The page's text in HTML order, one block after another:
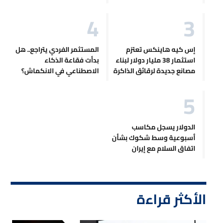
إس كيه هاينكس تعتزم
استثمار 38 مليار دولار لبناء
مصانع جديدة لرقائق الذاكرة
المستثمر الفردي يتراجع.. هل
بدأت فقاعة الذكاء
الاصطناعي في الانكماش؟
الدولار يسجل مكاسب
أسبوعية وسط شكوك بشأن
اتفاق السلام مع إيران
الأكثر قراءة